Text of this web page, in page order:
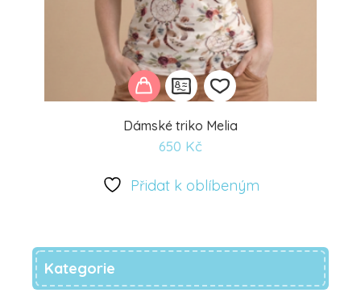
Dámské triko Melia
650 Kč
k
Přidat k oblíbeným
Kategorie